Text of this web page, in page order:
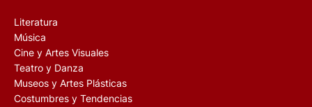
Literatura
Música
Cine y Artes Visuales
Teatro y Danza
Museos y Artes Plásticas
Costumbres y Tendencias